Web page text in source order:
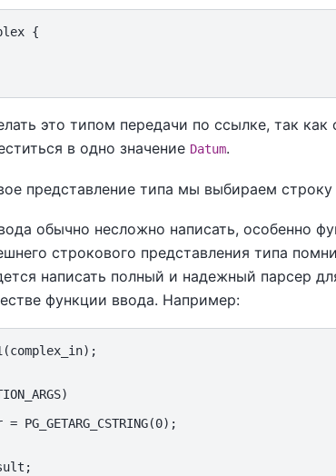
{
это типом передачи по ссылке, так
в одно значение Datum.
представление типа мы выбираем
обычно несложно написать, особенно
строкового представления типа
написать полный и надежный парсер
функции ввода. Например:
= PG_GETARG_CSTRING(0);